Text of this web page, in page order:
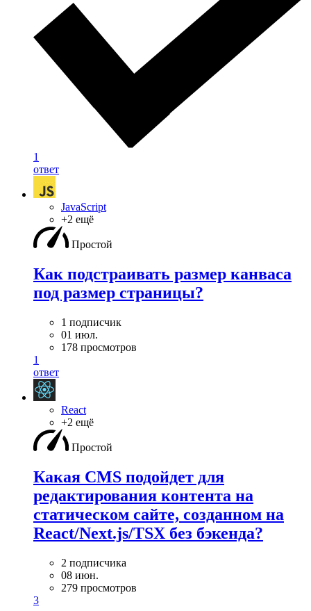
1
ответ
JavaScript
+2 ещё
Простой
Как подстраивать размер канваса
под размер страницы?
1 подписчик
01 июл.
178 просмотров
1
ответ
React
+2 ещё
Простой
Какая CMS подойдет для
редактирования контента на
статическом сайте, созданном на
React/Next.js/TSX без бэкенда?
2 подписчика
08 июн.
279 просмотров
3